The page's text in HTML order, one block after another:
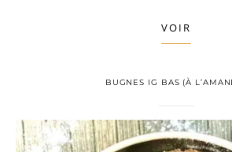
VOIR
BUGNES IG BAS (À